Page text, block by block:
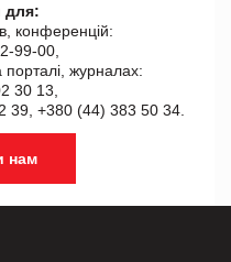
для:
конференцій:
99-00,
журналах:
30 13,
39, +380 (44) 383 50 34.
нам